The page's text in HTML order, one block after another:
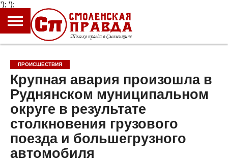
');
ГЛАВНАЯ
НОВОСТИ
ПРОИСШЕСТВИЯ
ПОЛИТИКА
КУЛЬТУРА
ЭКОНОМИКА
ОБЩЕСТВО
БЛОГИ
ПРОИСШЕСТВИЯ
Крупная авария произошла в
Руднянском муниципальном
округе в результате
столкновения грузового
поезда и большегрузного
автомобиля
');